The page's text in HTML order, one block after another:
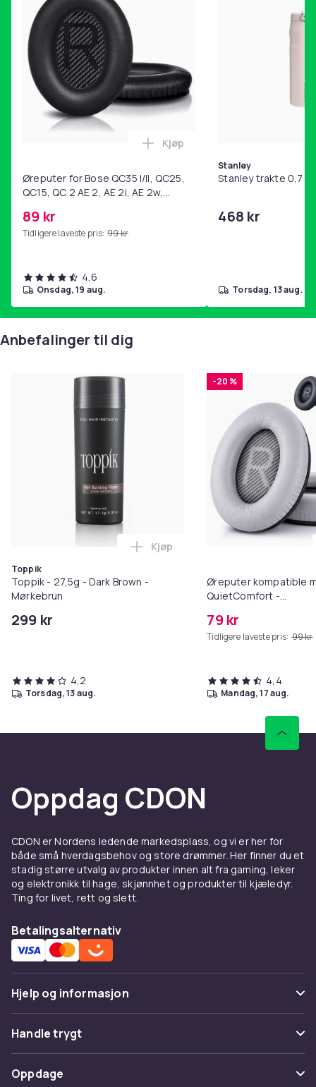
Øreputer for Bose QC35 I/II, QC25,
QC15, QC 2 AE 2, AE 2i, AE 2w,
89 kr
Tidligere laveste pris: 99 kr
Legg Øreputer for Bose QC35
Kjøp
4,6
onsdag, 19 aug.
Stanley
Stanley trakte 0,7 l,
468 kr
torsdag, 13 aug.
Anbefalinger til dig
Toppik
Toppik - 27,5g - Dark Brown -
Mørkebrun
299 kr
Legg Toppik - 27,5g - Dark
Kjøp
4,2
torsdag, 13 aug.
-20 %
Øreputer kompatible
QuietComfort -
79 kr
Tidligere laveste pris: 99 kr
4,4
mandag, 17 aug.
Oppdag CDON
CDON er Nordens ledende markedsplass, og vi er her for
både små hverdagsbehov og store drømmer. Her finner du et
stadig større utvalg av produkter innen alt fra gaming, leker
og elektronikk til hage, skjønnhet og produkter til kjæledyr.
Ting for livet, rett og slett.
Betalingsalternativ
Hjelp og informasjon
Vanlige spørsmål
Spor pakke
Handle trygt
Betaling
Oppdage